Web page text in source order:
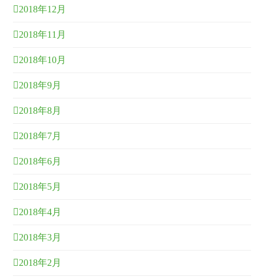
2018年12月
2018年11月
2018年10月
2018年9月
2018年8月
2018年7月
2018年6月
2018年5月
2018年4月
2018年3月
2018年2月